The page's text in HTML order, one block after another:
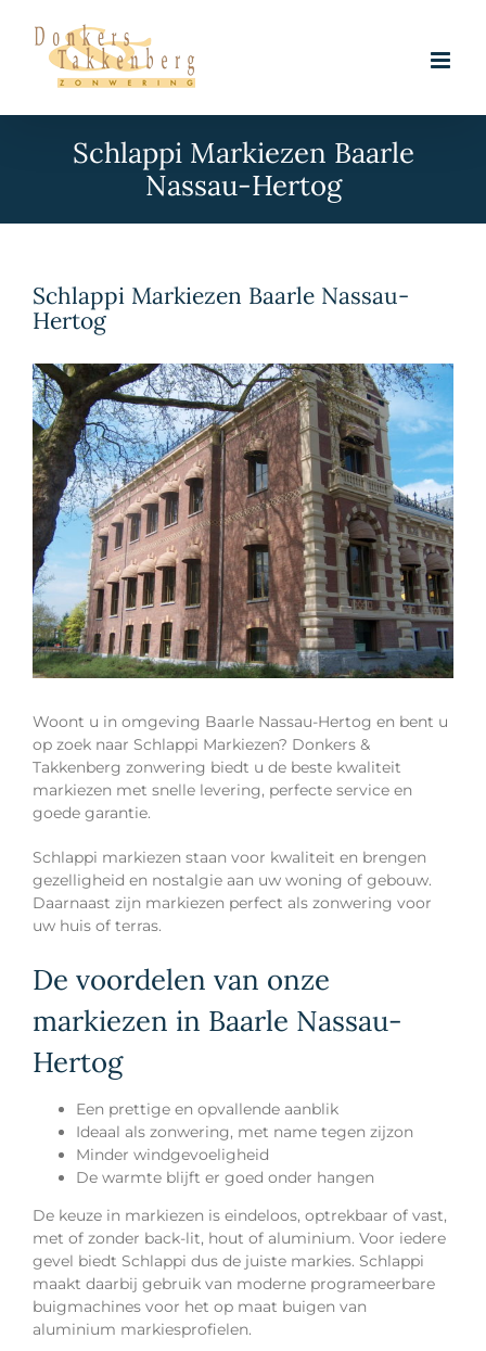
content
Schlappi Markiezen Baarle
Nassau-Hertog
Schlappi Markiezen Baarle Nassau-
Hertog
Woont u in omgeving Baarle Nassau-Hertog en bent u
op zoek naar Schlappi Markiezen? Donkers &
Takkenberg zonwering biedt u de beste kwaliteit
markiezen met snelle levering, perfecte service en
goede garantie.
Schlappi markiezen staan voor kwaliteit en brengen
gezelligheid en nostalgie aan uw woning of gebouw.
Daarnaast zijn markiezen perfect als zonwering voor
uw huis of terras.
De voordelen van onze
markiezen in Baarle Nassau-
Hertog
Een prettige en opvallende aanblik
Ideaal als zonwering, met name tegen zijzon
Minder windgevoeligheid
De warmte blijft er goed onder hangen
De keuze in markiezen is eindeloos, optrekbaar of vast,
met of zonder back-lit, hout of aluminium. Voor iedere
gevel biedt Schlappi dus de juiste markies. Schlappi
maakt daarbij gebruik van moderne programeerbare
buigmachines voor het op maat buigen van
aluminium markiesprofielen.